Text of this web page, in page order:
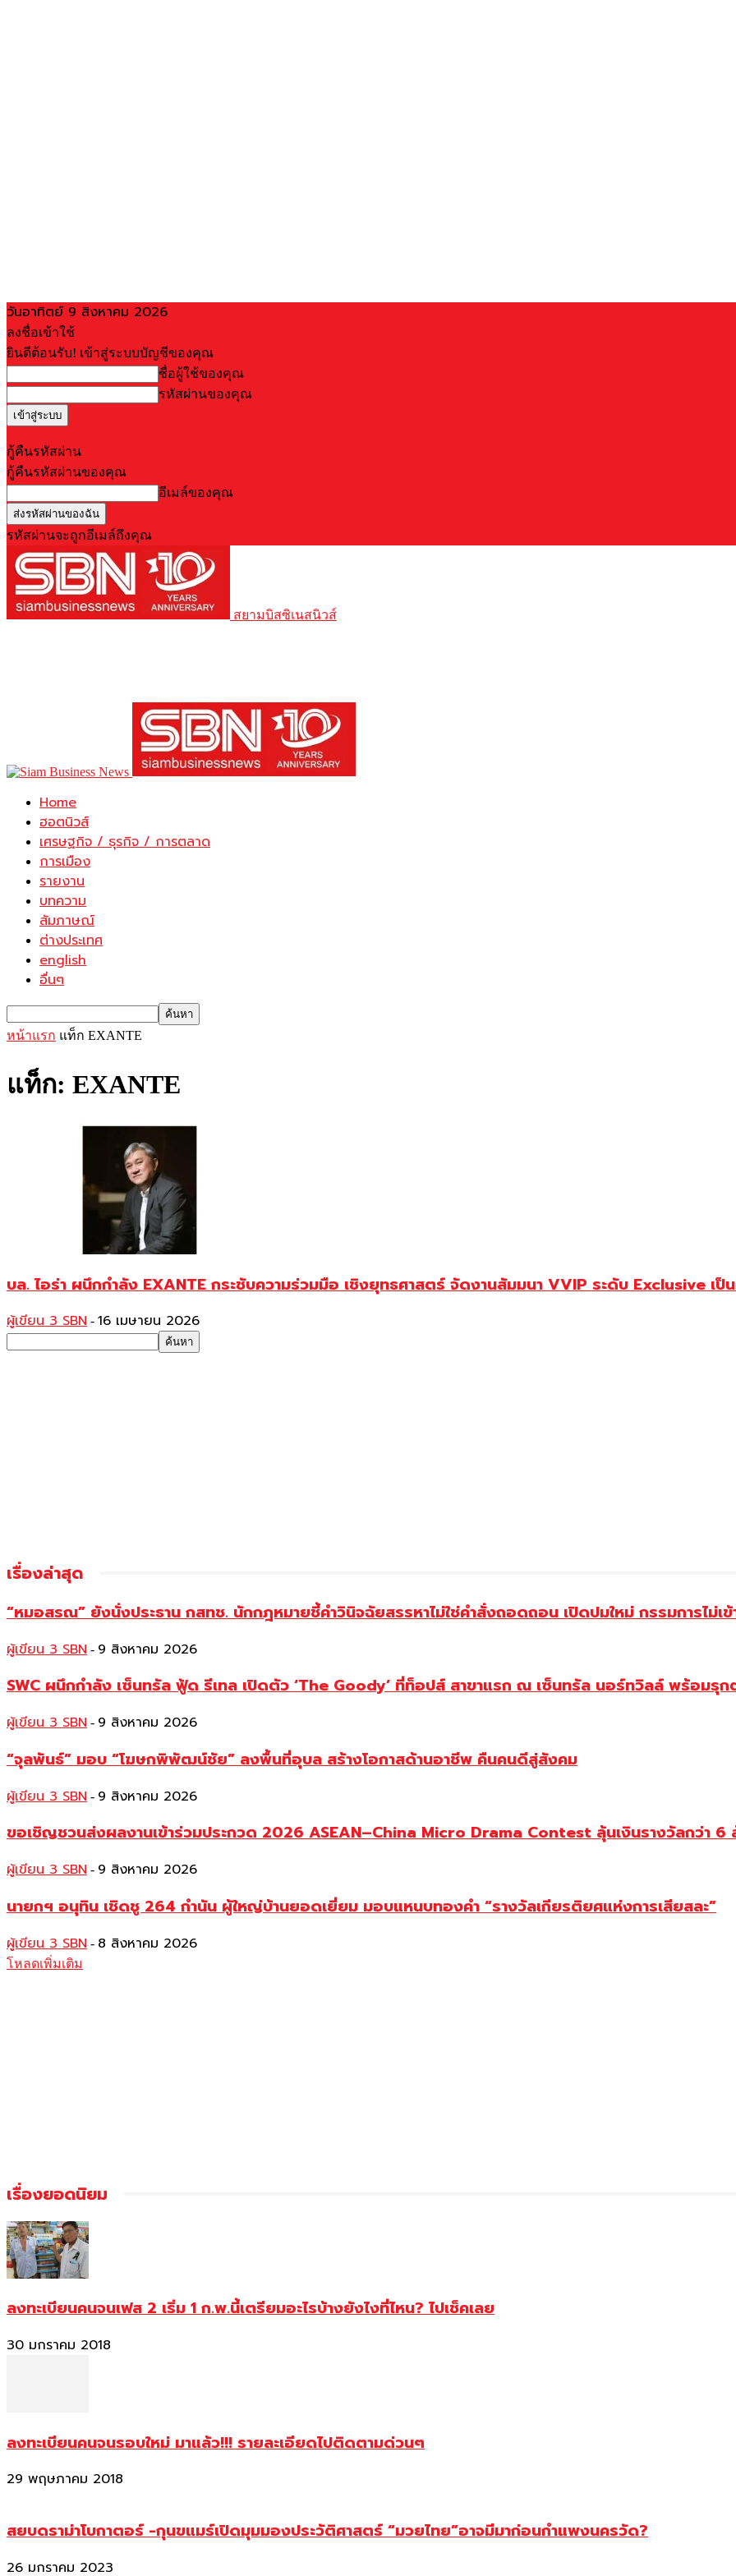
วันอาทิตย์ 9 สิงหาคม 2026
ลงชื่อเข้าใช้
ยินดีต้อนรับ! เข้าสู่ระบบบัญชีของคุณ
ชื่อผู้ใช้ของคุณ
รหัสผ่านของคุณ
กู้คืนรหัสผ่าน
กู้คืนรหัสผ่านของคุณ
อีเมล์ของคุณ
รหัสผ่านจะถูกอีเมล์ถึงคุณ
สยามบิสซิเนสนิวส์
Home
ฮอตนิวส์
เศรษฐกิจ / ธุรกิจ / การตลาด
การเมือง
รายงาน
บทความ
สัมภาษณ์
ต่างประเทศ
english
อื่นๆ
หน้าแรก แท็ก EXANTE
แท็ก: EXANTE
บล. ไอร่า ผนึกกำลัง EXANTE กระชับความร่วมมือ เชิงยุทธศาสตร์ จัดงานสัมมนา VVIP ระดับ Exclusive เป็
ผู้เขียน 3 SBN - 16 เมษายน 2026
เรื่องล่าสุด
“หมอสรณ” ยังนั่งประธาน กสทช. นักกฎหมายชี้คำวินิจฉัยสรรหาไม่ใช่คำสั่งถอดถอน เปิดปมใหม่ กรรมการไม่เ
ผู้เขียน 3 SBN - 9 สิงหาคม 2026
SWC ผนึกกำลัง เซ็นทรัล ฟู้ด รีเทล เปิดตัว ‘The Goody’ ที่ท็อปส์ สาขาแรก ณ เซ็นทรัล นอร์ทวิลล์ พร้อมรุก
ผู้เขียน 3 SBN - 9 สิงหาคม 2026
“จุลพันธ์” มอบ “โฆษกพิพัฒน์ชัย” ลงพื้นที่อุบล สร้างโอกาสด้านอาชีพ คืนคนดีสู่สังคม
ผู้เขียน 3 SBN - 9 สิงหาคม 2026
ขอเชิญชวนส่งผลงานเข้าร่วมประกวด 2026 ASEAN–China Micro Drama Contest ลุ้นเงินรางวัลกว่า 6
ผู้เขียน 3 SBN - 9 สิงหาคม 2026
นายกฯ อนุทิน เชิดชู 264 กำนัน ผู้ใหญ่บ้านยอดเยี่ยม มอบแหนบทองคำ “รางวัลเกียรติยศแห่งการเสียสละ”
ผู้เขียน 3 SBN - 8 สิงหาคม 2026
โหลดเพิ่มเติม
เรื่องยอดนิยม
ลงทะเบียนคนจนเฟส 2 เริ่ม 1 ก.พ.นี้เตรียมอะไรบ้างยังไงที่ไหน? ไปเช็คเลย
30 มกราคม 2018
ลงทะเบียนคนจนรอบใหม่ มาแล้ว!!! รายละเอียดไปติดตามด่วนๆ
29 พฤษภาคม 2018
สยบดราม่าโบกาตอร์ -กุนขแมร์เปิดมุมมองประวัติศาสตร์ “มวยไทย”อาจมีมาก่อนกำแพงนครวัด?
26 มกราคม 2023